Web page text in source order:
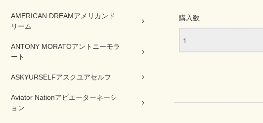
AMERICAN DREAMアメリカンド
リーム
ANTONY MORATOアントニーモラ
ート
ASKYURSELFアスクユアセルフ
Aviator Nationアビエーターネーシ
ョン
購入数